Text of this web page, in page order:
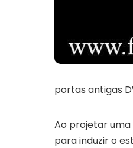
portas antigas
Ao projetar uma
para induzir o